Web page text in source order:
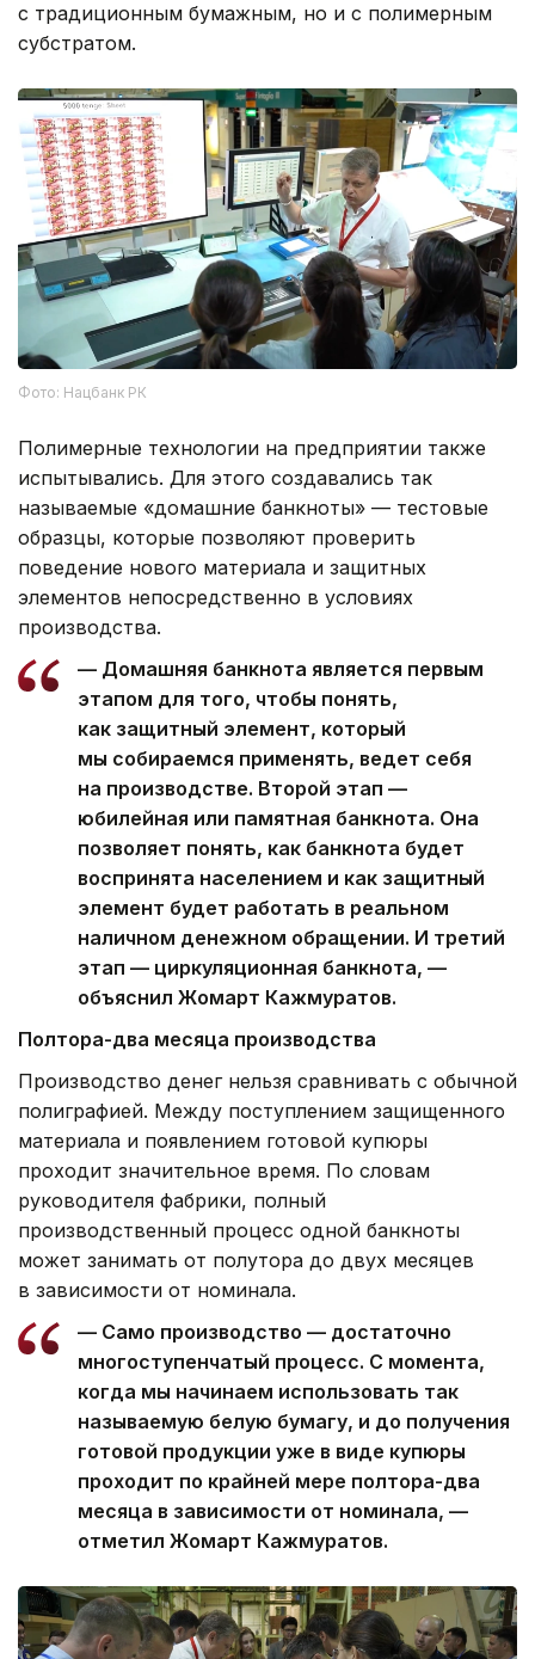
с традиционным бумажным, но и с полимерным
субстратом.
Фото: Нацбанк РК
Полимерные технологии на предприятии также
испытывались. Для этого создавались так
называемые «домашние банкноты» — тестовые
образцы, которые позволяют проверить
поведение нового материала и защитных
элементов непосредственно в условиях
производства.
— Домашняя банкнота является первым
этапом для того, чтобы понять,
как защитный элемент, который
мы собираемся применять, ведет себя
на производстве. Второй этап —
юбилейная или памятная банкнота. Она
позволяет понять, как банкнота будет
воспринята населением и как защитный
элемент будет работать в реальном
наличном денежном обращении. И третий
этап — циркуляционная банкнота, —
объяснил Жомарт Кажмуратов.
Полтора-два месяца производства
Производство денег нельзя сравнивать с обычной
полиграфией. Между поступлением защищенного
материала и появлением готовой купюры
проходит значительное время. По словам
руководителя фабрики, полный
производственный процесс одной банкноты
может занимать от полутора до двух месяцев
в зависимости от номинала.
— Само производство — достаточно
многоступенчатый процесс. С момента,
когда мы начинаем использовать так
называемую белую бумагу, и до получения
готовой продукции уже в виде купюры
проходит по крайней мере полтора-два
месяца в зависимости от номинала, —
отметил Жомарт Кажмуратов.